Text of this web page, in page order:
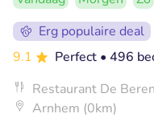
Erg populaire deal
9.1
Perfect • 496
Restaurant De
Arnhem (0km)